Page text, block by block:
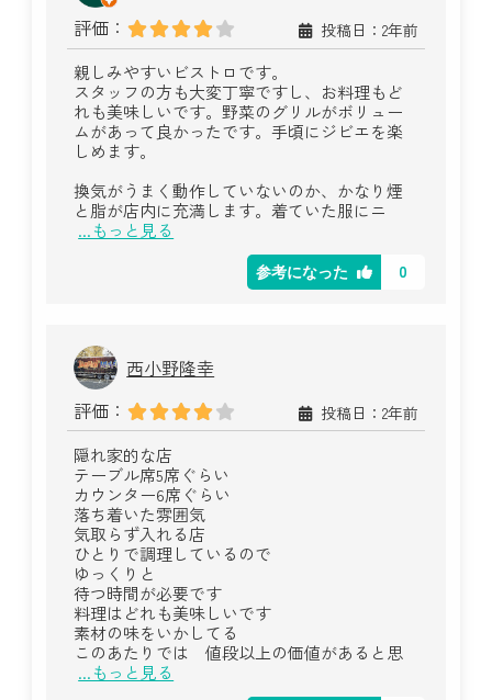
評価：
投稿日：2年前
親しみやすいビストロです。
スタッフの方も大変丁寧ですし、お料理もど
れも美味しいです。野菜のグリルがボリュー
ムがあって良かったです。手頃にジビエを楽
しめます。
換気がうまく動作していないのか、かなり煙
と脂が店内に充満します。着ていた服にニ
...もっと見る
参考になった 0
西小野隆幸
評価：
投稿日：2年前
隠れ家的な店
テーブル席5席ぐらい
カウンター6席ぐらい
落ち着いた雰囲気
気取らず入れる店
ひとりで調理しているので
ゆっくりと
待つ時間が必要です
料理はどれも美味しいです
素材の味をいかしてる
このあたりでは 値段以上の価値があると思
...もっと見る